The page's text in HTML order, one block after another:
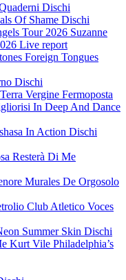
Dischi
Of Shame Dischi
Suzanne
Live report
Foreign Tongues
Dischi
Terra Vergine Fermoposta
In Deep And Dance
In Action Dischi
Resterà Di Me
Murales De Orgosolo
Club Atletico Voces
Summer Skin Dischi
Kurt Vile Philadelphia’s